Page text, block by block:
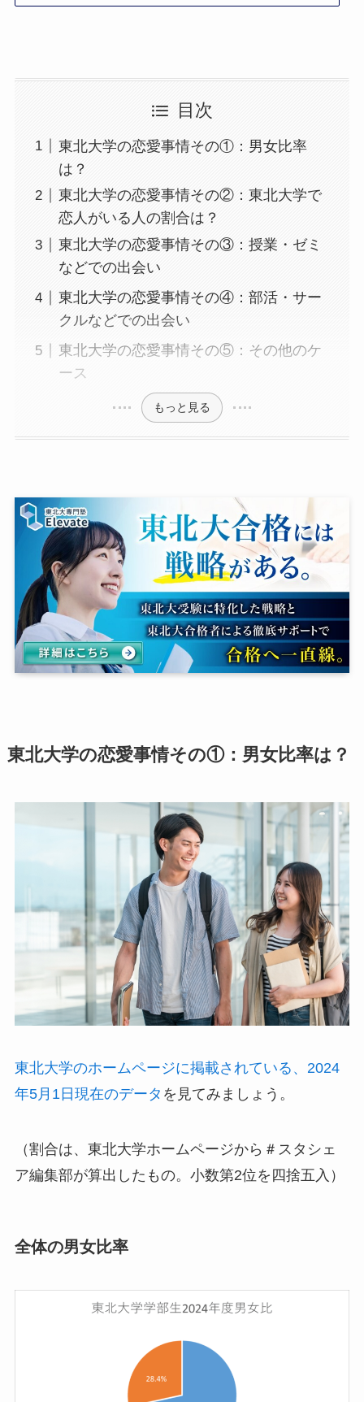
目次
東北大学の恋愛事情その①：男女比率
は？
東北大学の恋愛事情その②：東北大学で
恋人がいる人の割合は？
東北大学の恋愛事情その③：授業・ゼミ
などでの出会い
東北大学の恋愛事情その④：部活・サー
クルなどでの出会い
東北大学の恋愛事情その⑤：その他のケ
ース
もっと見る
東北大学の恋愛事情その①：男女比率は？
東北大学のホームページに掲載されている、2024
年5月1日現在のデータ を見てみましょう。
（割合は、東北大学ホームページから＃スタシェ
ア編集部が算出したもの。小数第2位を四捨五入）
全体の男女比率